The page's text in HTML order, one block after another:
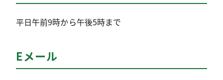
平日午前9時から午後5時まで
Eメール